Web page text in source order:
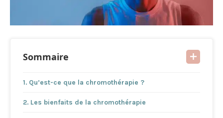
Sommaire
Qu’est-ce que la chromothérapie ?
Les bienfaits de la chromothérapie